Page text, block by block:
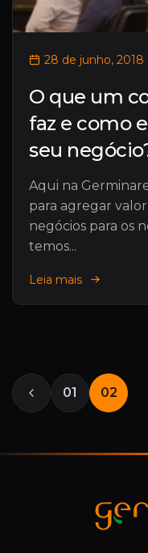
28 de junho, 2018
O que um
faz e como
seu
Aqui na
para agregar
negócios para os
temos...
Leia mais
01 02